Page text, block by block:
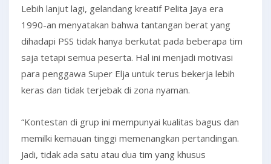
Lebih lanjut lagi, gelandang kreatif Pelita Jaya era
1990-an menyatakan bahwa tantangan berat yang
dihadapi PSS tidak hanya berkutat pada beberapa tim
saja tetapi semua peserta. Hal ini menjadi motivasi
para penggawa Super Elja untuk terus bekerja lebih
keras dan tidak terjebak di zona nyaman.
“Kontestan di grup ini mempunyai kualitas bagus dan
memilki kemauan tinggi memenangkan pertandingan.
Jadi, tidak ada satu atau dua tim yang khusus